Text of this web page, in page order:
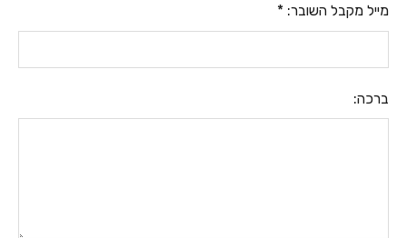
מייל מקבל השובר: *
ברכה: